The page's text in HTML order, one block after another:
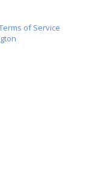
of Service